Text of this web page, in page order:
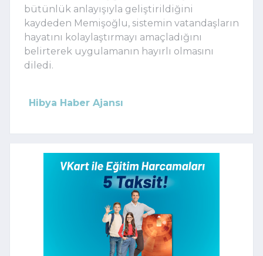
bütünlük anlayışıyla geliştirildiğini
kaydeden Memişoğlu, sistemin vatandaşların
hayatını kolaylaştırmayı amaçladığını
belirterek uygulamanın hayırlı olmasını
diledi.
Hibya Haber Ajansı